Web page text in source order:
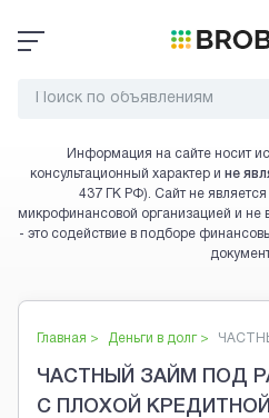
Информация на сайте носит
консультационный характер и не
437 ГК РФ). Сайт не
микрофинансовой организацией и
- это содействие в подборе
Главная > Деньги в долг>
ЧАСТНЫЙ ЗАЙМ ПОД
С ПЛОХОЙ